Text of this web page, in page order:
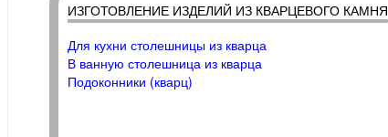
ИЗГОТОВЛЕНИЕ ИЗДЕЛИЙ ИЗ КВАРЦЕВОГО КАМНЯ
Для кухни столешницы из кварца
В ванную столешница из кварца
Подоконники (кварц)